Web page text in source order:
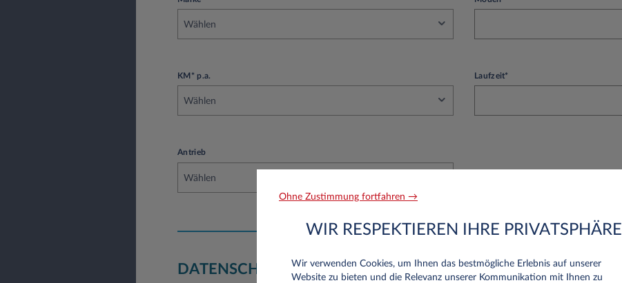
Wählen
KM* p.a.
Wählen
Laufzeit*
Antrieb
Wählen
DATENSCHUTZERKLÄRUNG
Ohne Zustimmung fortfahren →
WIR RESPEKTIEREN IHRE PRIVATSPHÄRE
Wir verwenden Cookies, um Ihnen das bestmögliche Erlebnis auf unserer
Website zu bieten und die Relevanz unserer Kommunikation mit Ihnen zu